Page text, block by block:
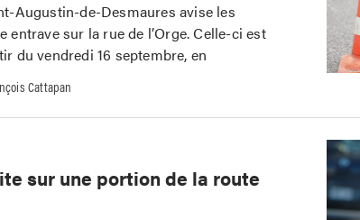
Augustin-de-Desmaures avise les
entrave sur la rue de l’Orge. Celle-ci est
du vendredi 16 septembre, en
Cattapan
sur une portion de la route